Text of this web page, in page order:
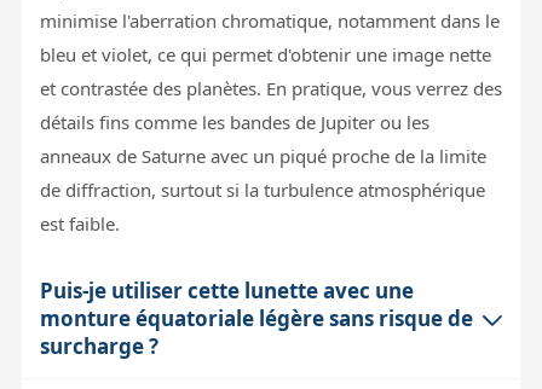
minimise l'aberration chromatique, notamment dans le
bleu et violet, ce qui permet d'obtenir une image nette
et contrastée des planètes. En pratique, vous verrez des
détails fins comme les bandes de Jupiter ou les
anneaux de Saturne avec un piqué proche de la limite
de diffraction, surtout si la turbulence atmosphérique
est faible.
Puis-je utiliser cette lunette avec une
monture équatoriale légère sans risque de
surcharge ?